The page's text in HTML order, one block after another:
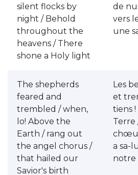
silent flocks by
night / Behold
throughout the
heavens / There
shone a Holy light
de
vers
une
The shepherds
feared and
trembled / when,
lo! Above the
Earth / rang out
the angel chorus /
that hailed our
Savior's birth
Les
et
tiens
Terre
a sa-
notre